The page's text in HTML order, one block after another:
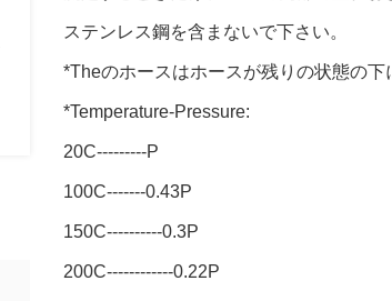
ステンレス鋼を含まないで下さい。
*Theのホースはホースが残りの状態の下
*Temperature-Pressure:
20C---------P
100C-------0.43P
150C----------0.3P
200C------------0.22P